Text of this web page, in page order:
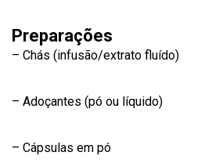
Preparações
– Chás (infusão/extrato fluído)
– Adoçantes (pó ou líquido)
– Cápsulas em pó